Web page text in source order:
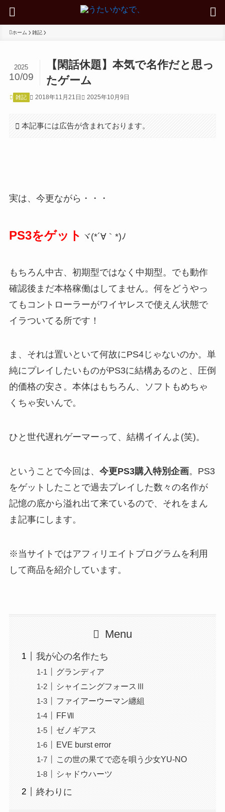
ホーム 雑記
【閑話休題】本気で名作だと思っ
たゲーム
2025
10/09
雑記 2018年11月21日 2025年10月9日
本記事には広告が含まれております。
実は、今更ながら・・・
PS3をゲット ヾ(*´∀｀*)ﾉ
もちろん中古、初期型ではなく中期型。でも動作
確認後まだ本格稼働はしてません。何をどうやっ
てもコントローラーがワイヤレスで使えん状態で
イラついてる所です！
ま、それは置いといて何故にPS4じゃないのか。単
純にプレイしたいものがPS3に結構あるのと、圧倒
的価格の安さ。本体はもちろん、ソフトもめちゃ
くちゃ安いんで。
ひと世代遅れゲーマーって、結構イイんよ(笑)。
ということで今回は、 今更PS3購入特別企画。PS3
をゲットしたことで過去プレイした数々の名作が
記憶の底から溢れ出て来ているので、それをまん
ま記事にします。
※当サイトではアフィリエイトプログラムを利用
して商品を紹介しています。
Menu
我が心の名作たち
グランディア
シャイニングフォースⅢ
ファイアーウーマン纏組
FFⅦ
ゼノギアス
EVE burst error
この世の果てで恋を唄う少女YU-NO
シャドウハーツ
終わりに